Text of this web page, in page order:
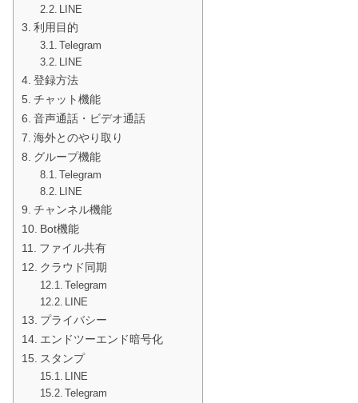
LINE
利用目的
Telegram
LINE
登録方法
チャット機能
音声通話・ビデオ通話
海外とのやり取り
グループ機能
Telegram
LINE
チャンネル機能
Bot機能
ファイル共有
クラウド同期
Telegram
LINE
プライバシー
エンドツーエンド暗号化
スタンプ
LINE
Telegram